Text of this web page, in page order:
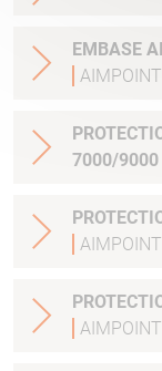
EMBASE
AIMPOINT
7000/9000
AIMPOINT
AIMPOINT